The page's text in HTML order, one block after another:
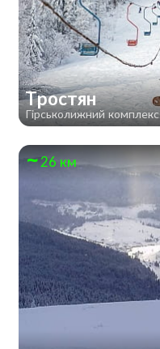
Тростян
Гірськолижний комплекс
26 км